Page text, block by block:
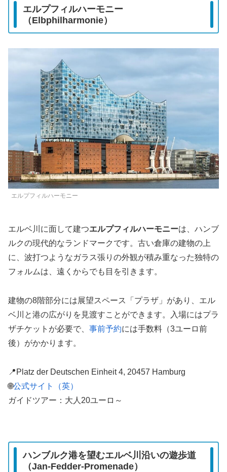
エルプフィルハーモニー
（Elbphilharmonie）
エルプフィルハーモニー
エルベ川に面して建つエルプフィルハーモニーは、ハンブ
ルクの現代的なランドマークです。古い倉庫の建物の上
に、波打つようなガラス張りの外観が積み重なった独特の
フォルムは、遠くからでも目を引きます。
建物の8階部分には展望スペース「プラザ」があり、エル
ベ川と港の広がりを見渡すことができます。入場にはプラ
ザチケットが必要で、 事前予約には手数料（3ユーロ前
後）がかかります。
📍Platz der Deutschen Einheit 4, 20457 Hamburg
🌐公式サイト（英）
ガイドツアー：大人20ユーロ～
ハンブルク港を望むエルベ川沿いの遊歩道
（Jan-Fedder-Promenade）